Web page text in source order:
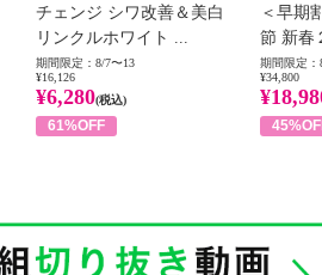
チェンジ シワ改善＆美白
リンクルホワイト ...
期間限定：8/7〜13
¥16,126
¥6,280(税込)
61%OFF
＜早期
節 新春
期間限定：
¥34,800